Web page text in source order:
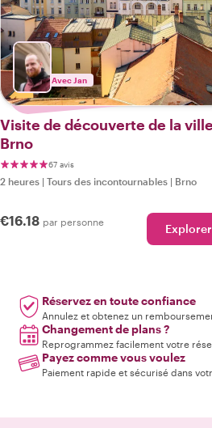
Avec Jan
Visite de découverte de la
Brno
67 avis
2 heures | Tours des incontournables | Brno
€16.18 par personne Explorer
Réservez en toute confiance
Annulez et obtenez un
Changement de plans ?
Reprogrammez facilement votre
Payez comme vous voulez
Paiement rapide et sécurisé dans